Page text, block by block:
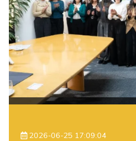
2026-06-25 17:09:04